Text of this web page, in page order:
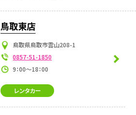
鳥取東店
鳥取県鳥取市雲山208-1
0857-51-1850
9：00～18：00
レンタカー